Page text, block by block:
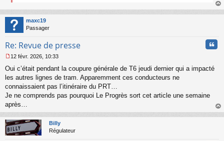
au
maxc19
Passager
Re: Revue de presse
e
s
s
g
e
n
o
n
l
12 févr. 2026, 10:33
Oui c’était pendant la coupure générale de T6 jeudi dernier qui a impacté
les autres lignes de tram. Apparemment ces conducteurs ne
connaissaient pas l’itinéraire du PRT…
Je ne comprends pas pourquoi Le Progrès sort cet article une semaine
après…
au
Billy
Régulateur